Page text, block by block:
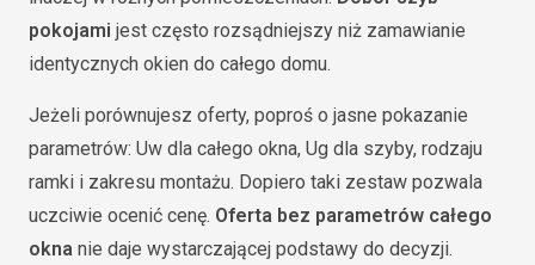
pokojami jest często rozsądniejszy niż zamawianie
identycznych okien do całego domu.
Jeżeli porównujesz oferty, poproś o jasne pokazanie
parametrów: Uw dla całego okna, Ug dla szyby, rodzaju
ramki i zakresu montażu. Dopiero taki zestaw pozwala
uczciwie ocenić cenę. Oferta bez parametrów całego
okna nie daje wystarczającej podstawy do decyzji.